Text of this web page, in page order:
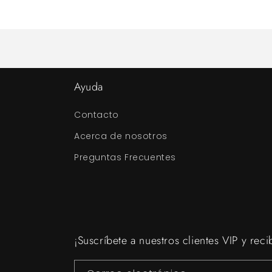
Ayuda
Contacto
Acerca de nosotros
Preguntas Frecuentes
¡Suscríbete a nuestros clientes VIP y